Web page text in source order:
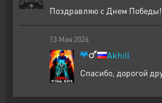
Поздравляю с Днем Победы!
13 Мая 2026
Akhill
Спасибо, дорогой